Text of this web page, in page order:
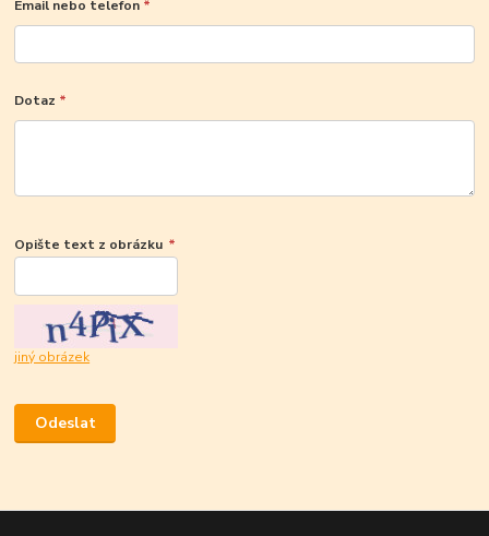
Email nebo telefon *
Dotaz *
Opište text z obrázku *
jiný obrázek